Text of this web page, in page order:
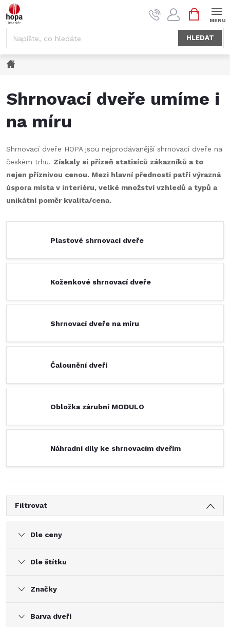
Přejít
na
HLEDAT
NÁKUPNÍ
KOŠÍK
Shrnovací dveře umíme i
na míru
Shrnovací dveře HOPA jsou nejprodávanější shrnovací dveře na
českém trhu. Získaly si přízeň statisíců zákazníků a to
nejen příznivou cenou. Mezi hlavní přednosti patří výrazná
úspora místa v interiéru, velké množství vzhledů a typů a
unikátní poměr kvalita/cena.
Plastové shrnovací dveře
Koženkové shrnovací dveře
Shrnovací dveře na míru
Čalounění dveří
Obložka zárubní MODULO
Náhradní díly ke shrnovacím dveřím
Filtrovat
Dle ceny
Dle štítku
Značky
Barva dveří